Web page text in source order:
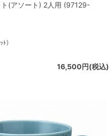
ト(アソート) 2人用 (97129-
ﾄ）
16,500円(税込)